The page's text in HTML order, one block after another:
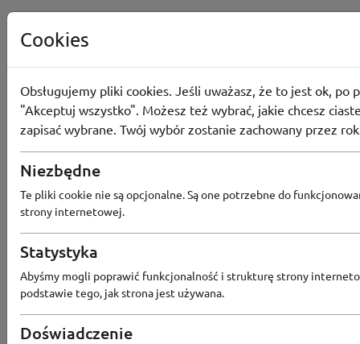
Popularne sklepy
RTV EURO AGD
Cookies
Obsługujemy pliki cookies. Jeśli uważasz, że to jest ok, po
"Akceptuj wszystko". Możesz też wybrać, jakie chcesz
zapisać wybrane. Twój wybór zostanie zachowany przez
Niezbędne
Te pliki cookie nie są opcjonalne. Są one potrzebne do
strony internetowej.
Statystyka
Abyśmy mogli poprawić funkcjonalność i strukturę strony
podstawie tego, jak strona jest używana.
Doświadczenie